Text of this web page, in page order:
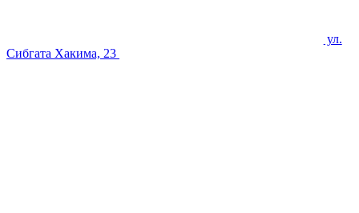
ул.
Сибгата Хакима, 23